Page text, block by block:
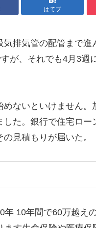
はてブ
排気管の配管まで
が、それでも4月3週
めないといけません
た。銀行で住宅ロ
見積もりが届いた。
年 10年間で60万越え